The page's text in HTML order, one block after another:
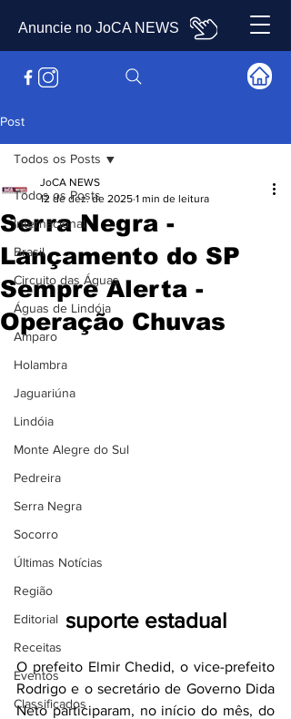
Anuncie no JoCA NEWS
Post
Todos os Posts
Internacional
Brasil
Circuito das Águas
Águas de Lindóia
Amparo
Holambra
Jaguariúna
Lindóia
Monte Alegre do Sul
Pedreira
Serra Negra
Socorro
Últimas Notícias
Região
Editorial
Receitas
Eventos
Classificados
Todos os Posts
Serra Negra -
Lançamento do SP
Sempre Alerta -
Operação Chuvas
JoCA NEWS
12 de dez. de 2025 1 min de leitura
suporte estadual
O prefeito Elmir Chedid, o vice-prefeito
Rodrigo e o secretário de Governo Dida
Neto participaram, no início do mês, do